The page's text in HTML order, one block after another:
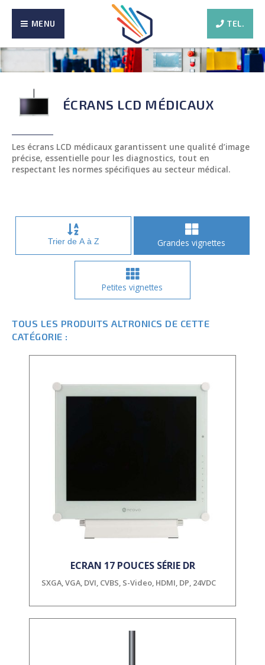
TEL.
MENU
ÉCRANS LCD MÉDICAUX
Les écrans LCD médicaux garantissent une qualité d’image
précise, essentielle pour les diagnostics, tout en
respectant les normes spécifiques au secteur médical.
Trier de A à Z Grandes vignettes
Petites vignettes
TOUS LES PRODUITS ALTRONICS DE CETTE
CATÉGORIE :
ECRAN 17 POUCES SÉRIE DR
SXGA, VGA, DVI, CVBS, S-Video, HDMI, DP, 24VDC